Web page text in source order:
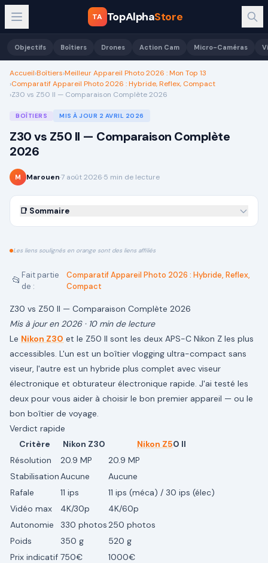
TA TopAlphaStore
Objectifs Boîtiers Drones Action Cam Micro-Caméras
Accueil›Boîtiers›Meilleur Appareil Photo 2026 : Mon Top 13
›Comparatif Appareil Photo 2026 : Hybride, Reflex, Compact
›Z30 vs Z50 II — Comparaison Complète 2026
BOÎTIERS MIS À JOUR 2 AVRIL 2026
Z30 vs Z50 II — Comparaison Complète
2026
M Marouen·7 août 2026·5 min de lecture
📑 Sommaire
Les liens soulignés en orange sont des liens affiliés
📂 Fait partie
de :
Comparatif Appareil Photo 2026 : Hybride, Reflex,
Compact
Z30 vs Z50 II — Comparaison Complète 2026
Mis à jour en 2026 · 10 min de lecture
Le Nikon Z30 et le Z50 II sont les deux APS-C Nikon Z les plus
accessibles. L'un est un boîtier vlogging ultra-compact sans
viseur, l'autre est un hybride plus complet avec viseur
électronique et obturateur électronique rapide. J'ai testé les
deux pour vous aider à choisir le bon premier appareil — ou le
bon boîtier de voyage.
Verdict rapide
Critère
Nikon Z30 Nikon Z50 II
Résolution
20.9 MP
20.9 MP
StabilisationAucune
Aucune
Rafale
11 ips
11 ips (méca) / 30 ips (élec)
Vidéo max
4K/30p
4K/60p
Autonomie
330 photos250 photos
Poids
350 g
520 g
Prix indicatif 750€
1000€